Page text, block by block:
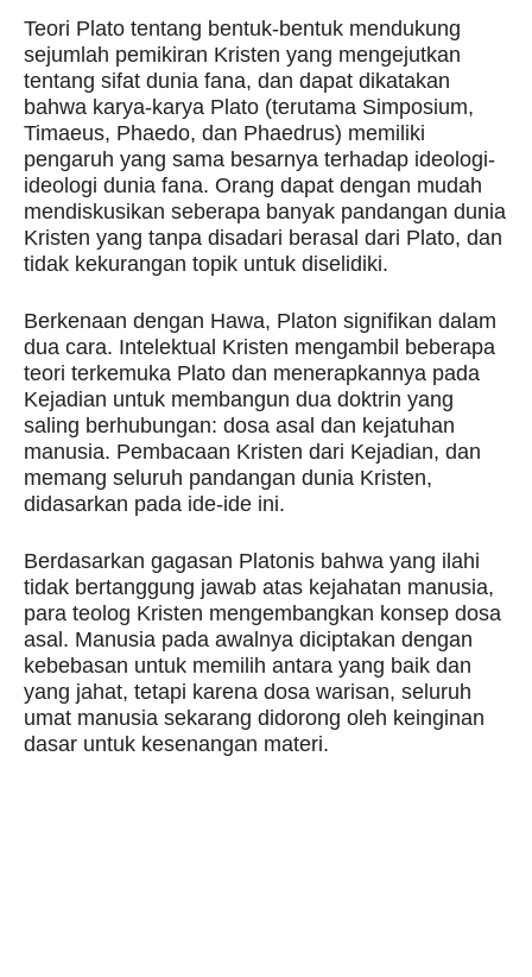
Teori Plato tentang bentuk-bentuk mendukung
sejumlah pemikiran Kristen yang mengejutkan
tentang sifat dunia fana, dan dapat dikatakan
bahwa karya-karya Plato (terutama Simposium,
Timaeus, Phaedo, dan Phaedrus) memiliki
pengaruh yang sama besarnya terhadap ideologi-
ideologi dunia fana. Orang dapat dengan mudah
mendiskusikan seberapa banyak pandangan dunia
Kristen yang tanpa disadari berasal dari Plato, dan
tidak kekurangan topik untuk diselidiki.
Berkenaan dengan Hawa, Platon signifikan dalam
dua cara. Intelektual Kristen mengambil beberapa
teori terkemuka Plato dan menerapkannya pada
Kejadian untuk membangun dua doktrin yang
saling berhubungan: dosa asal dan kejatuhan
manusia. Pembacaan Kristen dari Kejadian, dan
memang seluruh pandangan dunia Kristen,
didasarkan pada ide-ide ini.
Berdasarkan gagasan Platonis bahwa yang ilahi
tidak bertanggung jawab atas kejahatan manusia,
para teolog Kristen mengembangkan konsep dosa
asal. Manusia pada awalnya diciptakan dengan
kebebasan untuk memilih antara yang baik dan
yang jahat, tetapi karena dosa warisan, seluruh
umat manusia sekarang didorong oleh keinginan
dasar untuk kesenangan materi.